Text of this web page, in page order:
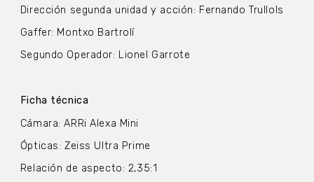
Dirección segunda unidad y acción: Fernando Trullols
Gaffer: Montxo Bartrolí
Segundo Operador: Lionel Garrote
Ficha técnica
Cámara: ARRi Alexa Mini
Ópticas: Zeiss Ultra Prime
Relación de aspecto: 2,35:1